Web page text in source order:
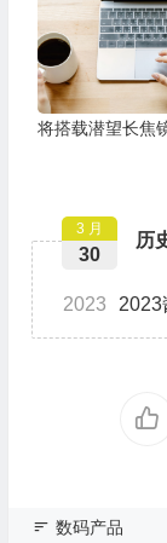
将搭载潜望长焦
历
3 月
30
2023 2023
数码产品